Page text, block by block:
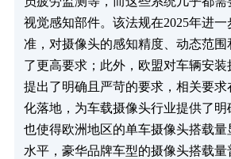
视觉感知部件。该法规在2025年进
准，对摄像头的感知精度、动态范围
了更高要求；此外，欧盟对车辆安
提出了明确且严苛的要求，相关要求
化落地，为车载摄像头行业提供了
也使得欧洲地区的单车摄像头搭载量
水平，豪华品牌车型的摄像头搭载量